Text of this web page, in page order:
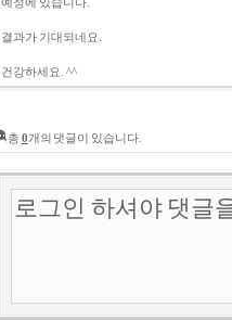
결과가 기대되네요.
건강하세요. ^^
총 0개의 댓글이 있습니다.